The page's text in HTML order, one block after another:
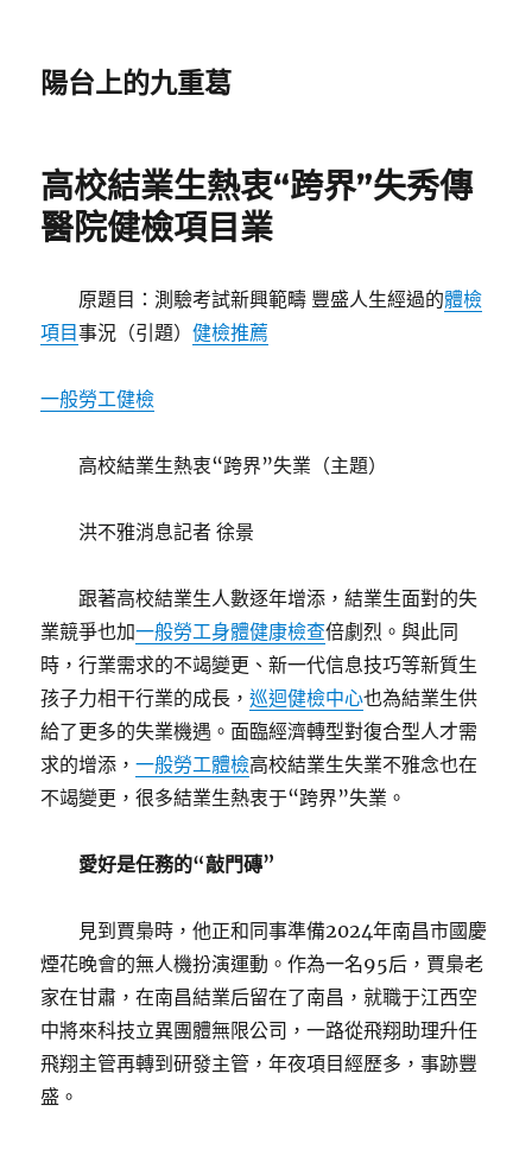
陽台上的九重葛
高校結業生熱衷“跨界”失秀傳
醫院健檢項目業
原題目：測驗考試新興範疇 豐盛人生經過的體檢
項目事況（引題）健檢推薦
一般勞工健檢
高校結業生熱衷“跨界”失業（主題）
洪不雅消息記者 徐景
跟著高校結業生人數逐年增添，結業生面對的失
業競爭也加一般勞工身體健康檢查倍劇烈。與此同
時，行業需求的不竭變更、新一代信息技巧等新質生
孩子力相干行業的成長，巡迴健檢中心也為結業生供
給了更多的失業機遇。面臨經濟轉型對復合型人才需
求的增添，一般勞工體檢高校結業生失業不雅念也在
不竭變更，很多結業生熱衷于“跨界”失業。
愛好是任務的“敲門磚”
見到賈梟時，他正和同事準備2024年南昌市國慶
煙花晚會的無人機扮演運動。作為一名95后，賈梟老
家在甘肅，在南昌結業后留在了南昌，就職于江西空
中將來科技立異團體無限公司，一路從飛翔助理升任
飛翔主管再轉到研發主管，年夜項目經歷多，事跡豐
盛。